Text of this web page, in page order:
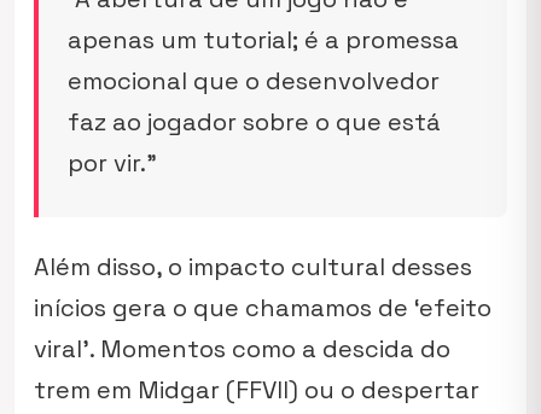
apenas um tutorial; é a promessa
emocional que o desenvolvedor
faz ao jogador sobre o que está
por vir.”
Além disso, o impacto cultural desses
inícios gera o que chamamos de ‘efeito
viral’. Momentos como a descida do
trem em Midgar (FFVII) ou o despertar